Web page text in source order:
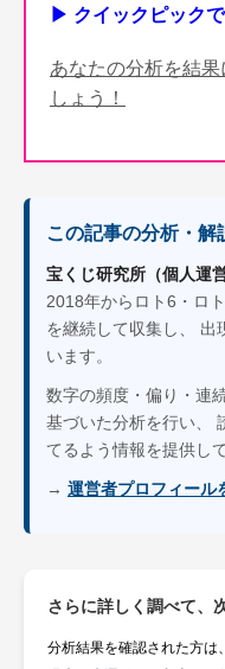
▶ クイックピック
あなたの分析を結
しょう！
この記事の分析・解
宝くじ研究所（個人運営
2018年からロト6・ロ
を継続して収集し、 出
います。
数字の頻度・偏り・連
基づいた分析を行い、
てるよう情報を提供し
→ 運営者プロフィール
さらに詳しく調べて、
分析結果を確認された方は、